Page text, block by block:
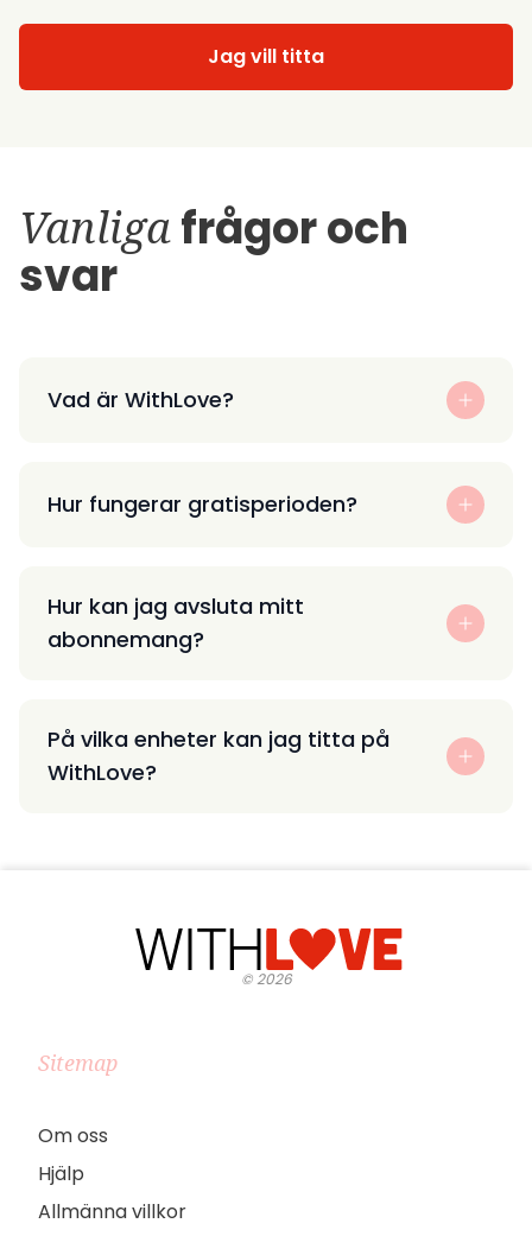
Jag vill titta
Vanligafrågor och
svar
Vad är WithLove?
Hur fungerar gratisperioden?
Hur kan jag avsluta mitt
abonnemang?
På vilka enheter kan jag titta på
WithLove?
©2026
Sitemap
Om oss
Hjälp
Allmänna villkor